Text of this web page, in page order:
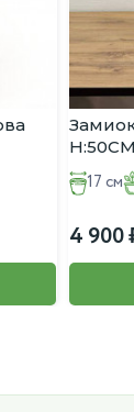
H:50CM
17 см
4 900